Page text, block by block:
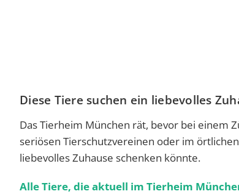
Diese Tiere suchen ein liebevolles
Das Tierheim München rät, bevor bei einem
seriösen Tierschutzvereinen oder im
liebevolles Zuhause schenken könnte.
Alle Tiere, die aktuell im Tierheim